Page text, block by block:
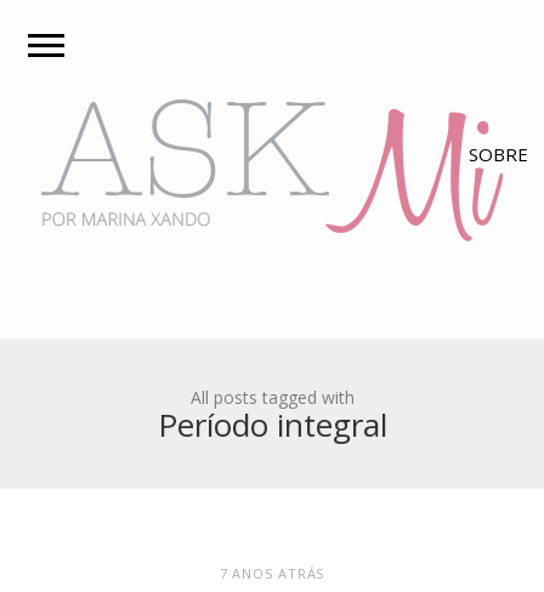
All posts tagged with
Período integral
7 ANOS ATRÁS